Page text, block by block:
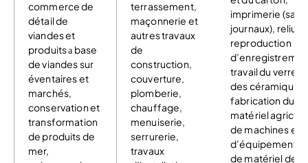
commerce de
détail de
viandes et
produits а base
de viandes sur
éventaires et
marchés,
conservation et
transformation
de produits de
mer,
terrassement,
maçonnerie et
autres travaux
de
construction,
couverture,
plomberie,
chauffage,
menuiserie,
serrurerie,
travaux
imprimerie (sauf
journaux),
reproduction
travail du verre et
des céramiques,
fabrication du
matériel
de machines et
d’équipements
de matériel de